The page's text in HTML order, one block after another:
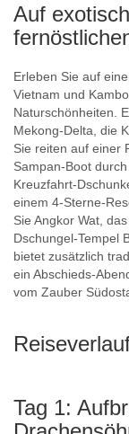
Auf
Erleben Sie auf
Vietnam und
Naturschönheiten.
Mekong-Delta, die
Sie reiten auf einer
Sampan-Boot
Kreuzfahrt-
einem 4-Sterne-
Sie Angkor Wat,
Dschungel-Tempel
bietet zusätzlich
ein Abschieds-
vom Zauber
Tag 1: